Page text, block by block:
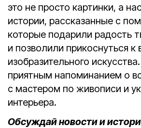
это не просто картинки, а
истории, рассказанные с
которые подарили радость
и позволили прикоснуться к
изобразительного
приятным напоминанием о
с мастером по живописи и
интерьера.
Обсуждай новости и